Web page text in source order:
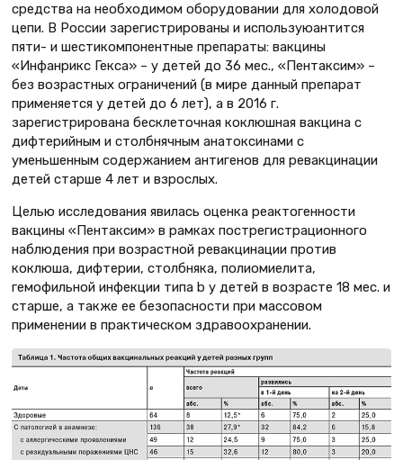
средства на необходимом оборудовании для холодовой
цепи. В России зарегистрированы и используюантится
пяти- и шестикомпонентные препараты: вакцины
«Инфанрикс Гекса» – у детей до 36 мес., «Пентаксим» –
без возрастных ограничений (в мире данный препарат
применяется у детей до 6 лет), а в 2016 г.
зарегистрирована бесклеточная коклюшная вакцина с
дифтерийным и столбнячным анатоксинами с
уменьшенным содержанием антигенов для ревакцинации
детей старше 4 лет и взрослых.
Целью исследования явилась оценка реактогенности
вакцины «Пентаксим» в рамках пострегистрационного
наблюдения при возрастной ревакцинации против
коклюша, дифтерии, столбняка, полиомиелита,
гемофильной инфекции типа b у детей в возрасте 18 мес. и
старше, а также ее безопасности при массовом
применении в практическом здравоохранении.